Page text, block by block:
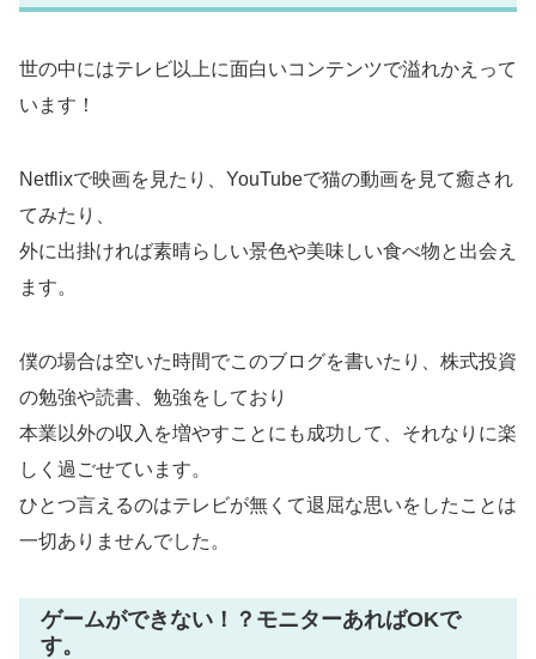
世の中にはテレビ以上に面白いコンテンツで溢れかえって
います！
Netflixで映画を見たり、YouTubeで猫の動画を見て癒され
てみたり、
外に出掛ければ素晴らしい景色や美味しい食べ物と出会え
ます。
僕の場合は空いた時間でこのブログを書いたり、株式投資
の勉強や読書、勉強をしており
本業以外の収入を増やすことにも成功して、それなりに楽
しく過ごせています。
ひとつ言えるのはテレビが無くて退屈な思いをしたことは
一切ありませんでした。
ゲームができない！？モニターあればOKで
す。